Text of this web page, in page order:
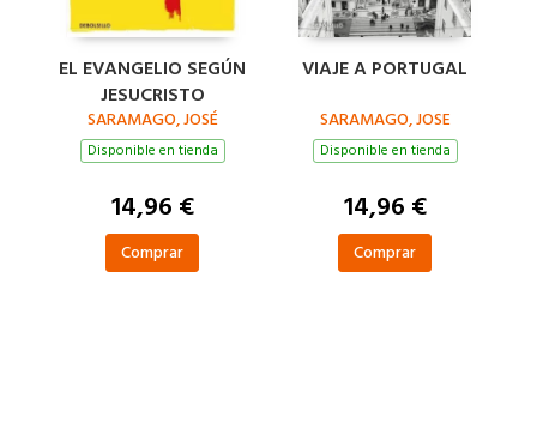
EL EVANGELIO SEGÚN
JESUCRISTO
SARAMAGO, JOSÉ
Disponible en tienda
14,96 €
Comprar
VIAJE A PORTUGAL
SARAMAGO, JOSE
Disponible en tienda
14,96 €
Comprar